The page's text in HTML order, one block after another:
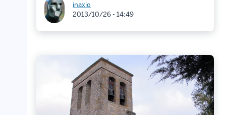
inaxio
2013/10/26 - 14:49